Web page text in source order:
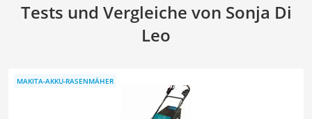
Tests und Vergleiche von Sonja Di
Leo
MAKITA-AKKU-RASENMÄHER